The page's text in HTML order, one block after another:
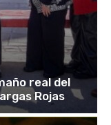
real del
Rojas